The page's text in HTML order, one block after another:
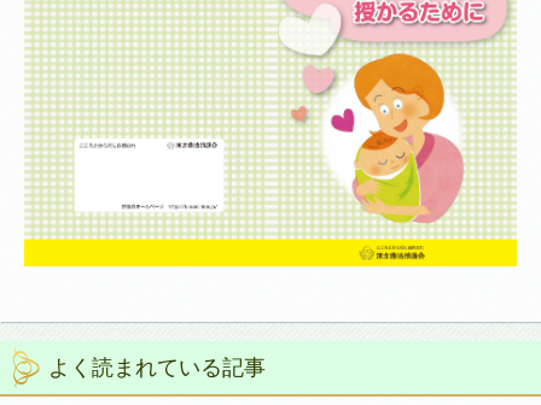
よく読まれている記事